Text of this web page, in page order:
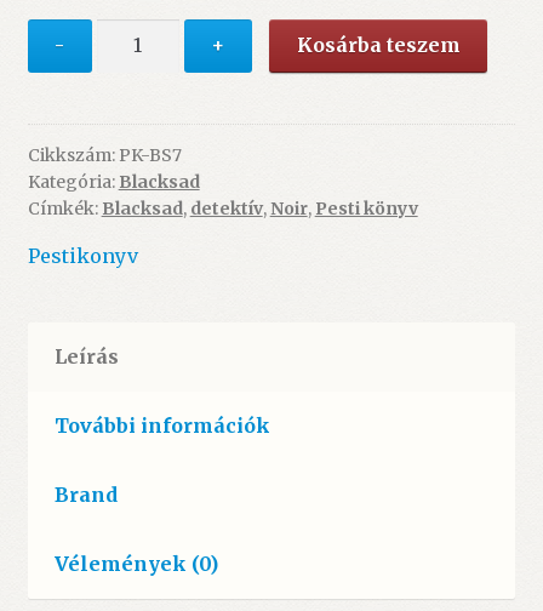
-
Blacksad
A
függöny
lehull
2.
+ Kosárba teszem
Cikkszám: PK-BS7
Kategória: Blacksad
Címkék: Blacksad, detektív,Noir, Pesti könyv
Pestikonyv
Leírás
További információk
Brand
Vélemények (0)